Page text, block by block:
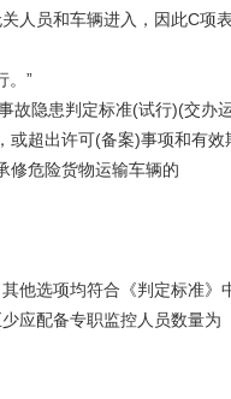
人员和车辆进入，因此C项
。”
故隐患判定标准(试行)(交
或超出许可(备案)事项和有效
修危险货物运输车辆的
他选项均符合《判定标准》
应配备专职监控人员数量